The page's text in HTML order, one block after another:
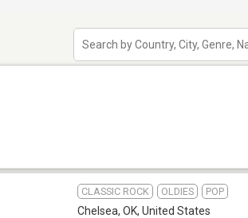
CLASSIC ROCK OLDIES POP
Chelsea, OK, United States